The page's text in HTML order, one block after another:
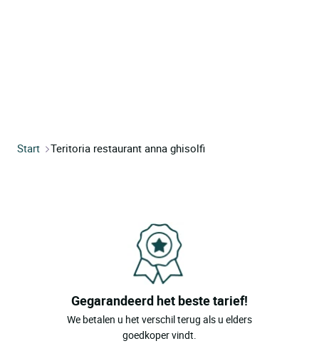
Start Teritoria restaurant anna ghisolfi
Gegarandeerd het beste tarief!
We betalen u het verschil terug als u elders
goedkoper vindt.